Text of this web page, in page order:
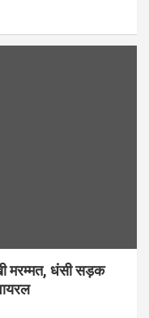
मरम्मत, धंसी सड़क